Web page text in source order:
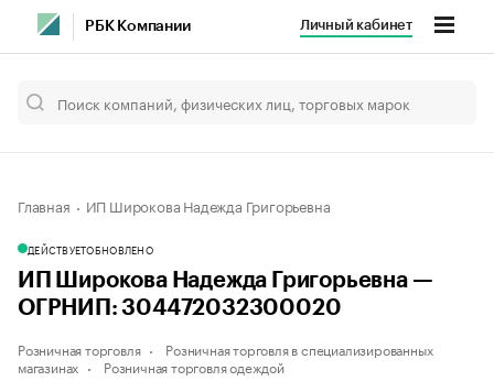
РБК Компании Личный кабинет
Главная ИП Широкова Надежда Григорьевна
ДЕЙСТВУЕТОБНОВЛЕНО
ИП Широкова Надежда Григорьевна —
ОГРНИП: 304472032300020
Розничная торговля
Розничная торговля в специализированных
магазинах
Розничная торговля одеждой